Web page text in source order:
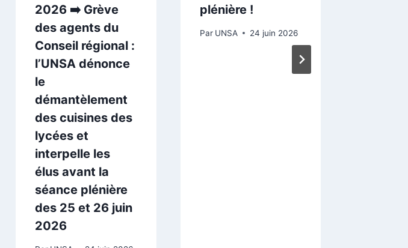
2026 ➡️ Grève
des agents du
Conseil régional :
l’UNSA dénonce
le
démantèlement
des cuisines des
lycées et
interpelle les
élus avant la
séance plénière
des 25 et 26 juin
2026
plénière !
Par UNSA 24 juin 2026